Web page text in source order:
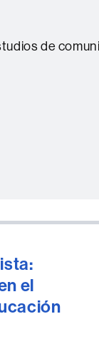
de
el